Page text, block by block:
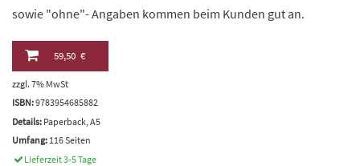
sowie "ohne"- Angaben kommen beim Kunden gut an.
59,50 €
zzgl. 7% MwSt
ISBN:9783954685882
Details: Paperback, A5
Umfang: 116 Seiten
Lieferzeit 3-5 Tage